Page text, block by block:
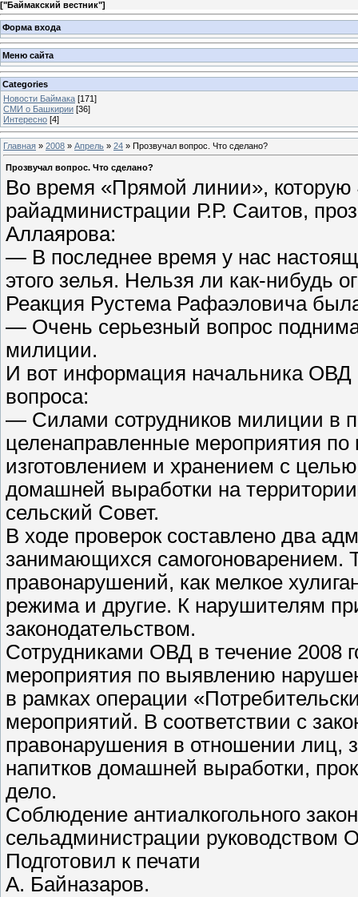
["Баймакский вестник"]
Форма входа
Меню сайта
Categories
Новости Баймака [171]
СМИ о Башкирии [36]
Интересно [4]
Главная » 2008 » Апрель » 24 » Прозвучал вопрос. Что сделано?
Прозвучал вопрос. Что сделано?
Во время «Прямой линии», которую
райадминистрации Р.Р. Саитов,
Аллаярова:
— В последнее время у нас
этого зелья. Нельзя ли как-нибудь
Реакция Рустема Рафаэловича
— Очень серьезный вопрос
милиции.
И вот информация начальника ОВД
вопроса:
— Силами сотрудников милиции в
целенаправленные мероприятия
изготовлением и хранением с
домашней выработки на
сельский Совет.
В ходе проверок составлено два
занимающихся самогоноварением.
правонарушений, как мелкое
режима и другие. К нарушителям
законодательством.
Сотрудниками ОВД в течение 2008
мероприятия по выявлению
в рамках операции
мероприятий. В соответствии с
правонарушения в отношении лиц,
напитков домашней выработки,
дело.
Соблюдение антиалкогольного
сельадминистрации руководством
Подготовил к печати
А. Байназаров.